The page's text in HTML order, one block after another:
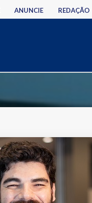
ANUNCIE REDAÇÃO